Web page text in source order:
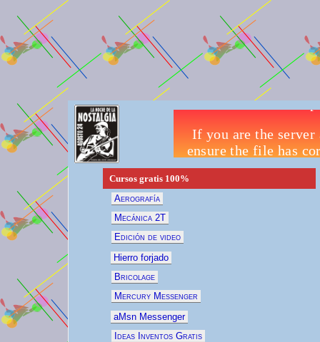
Cursos gratis 100%
Aerografía
Mecánica 2T
Edición de video
Hierro forjado
Bricolage
Mercury Messenger
aMsn Messenger
Ideas Inventos Gratis